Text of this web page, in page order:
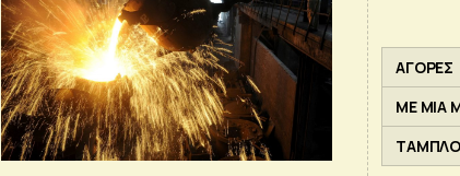
ΑΓΟΡΕΣ
ΜΕ ΜΙΑ
ΤΑΜΠΛΟ